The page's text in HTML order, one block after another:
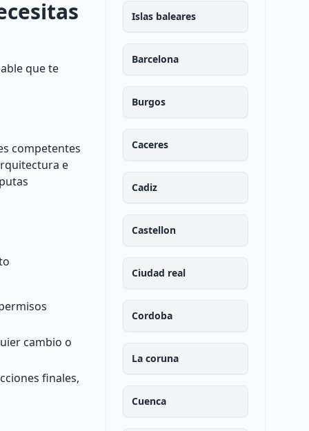
que te
competentes
e
cambio o
finales,
Islas baleares
Barcelona
Burgos
Caceres
Cadiz
Castellon
Ciudad real
Cordoba
La coruna
Cuenca